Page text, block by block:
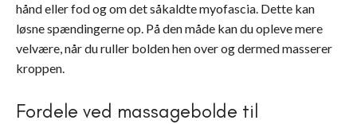
hånd eller fod og om det såkaldte myofascia. Dette kan
løsne spændingerne op. På den måde kan du opleve mere
velvære, når du ruller bolden hen over og dermed masserer
kroppen.
Fordele ved massagebolde til